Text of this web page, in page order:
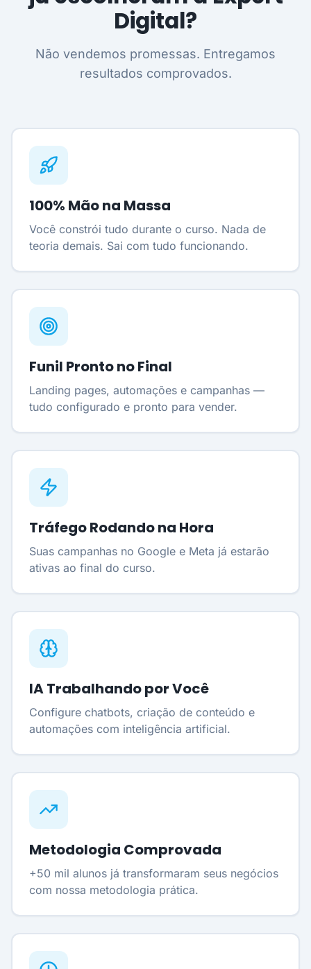
Digital?
Não vendemos promessas. Entregamos
resultados comprovados.
100% Mão na Massa
Você constrói tudo durante o curso. Nada de
teoria demais. Sai com tudo funcionando.
Funil Pronto no Final
Landing pages, automações e campanhas —
tudo configurado e pronto para vender.
Tráfego Rodando na Hora
Suas campanhas no Google e Meta já estarão
ativas ao final do curso.
IA Trabalhando por Você
Configure chatbots, criação de conteúdo e
automações com inteligência artificial.
Metodologia Comprovada
+50 mil alunos já transformaram seus negócios
com nossa metodologia prática.